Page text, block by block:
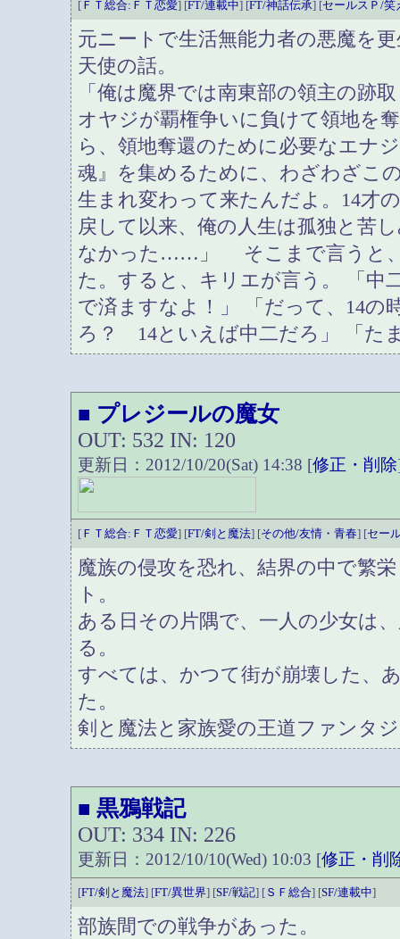
[ ＦＴ総合:ＦＴ恋愛] [FT/連載中] [FT/神話伝承] [セールスＰ/笑
元ニートで生活無能力者の悪魔を
天使の話。
「俺は魔界では南東部の領主の跡
オヤジが覇権争いに負けて領地を
ら、領地奪還のために必要なエナ
魂』を集めるために、わざわざこ
生まれ変わって来たんだよ。14才
戻して以来、俺の人生は孤独と苦
なかった……」 そこまで言うと
た。すると、キリエが言う。 「中
で済ますなよ！」 「だって、14の
ろ？ 14といえば中二だろ」 「た
■ プレジールの魔女
OUT: 532 IN: 120
更新日：2012/10/20(Sat) 14:38 [修正・削除
[ ＦＴ総合:ＦＴ恋愛] [FT/剣と魔法] [その他/友情・青春] [セー
魔族の侵攻を恐れ、結界の中で繁
ト。
ある日その片隅で、一人の少女は
る。
すべては、かつて街が崩壊した、
た。
剣と魔法と家族愛の王道ファンタ
■ 黒鴉戦記
OUT: 334 IN: 226
更新日：2012/10/10(Wed) 10:03 [修正・削
[FT/剣と魔法] [FT/異世界] [SF/戦記] [ ＳＦ総合] [SF/連載中]
部族間での戦争があった。